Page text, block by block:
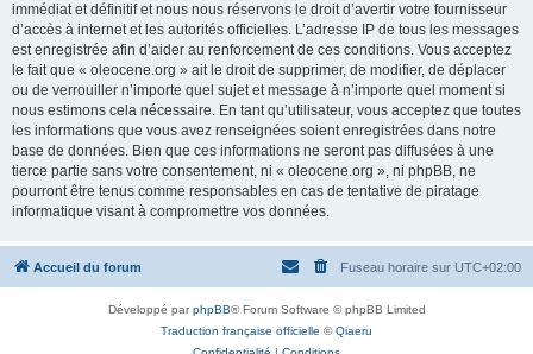
immédiat et définitif et nous nous réservons le droit d’avertir votre fournisseur
d’accès à internet et les autorités officielles. L’adresse IP de tous les messages
est enregistrée afin d’aider au renforcement de ces conditions. Vous acceptez
le fait que « oleocene.org » ait le droit de supprimer, de modifier, de déplacer
ou de verrouiller n’importe quel sujet et message à n’importe quel moment si
nous estimons cela nécessaire. En tant qu’utilisateur, vous acceptez que toutes
les informations que vous avez renseignées soient enregistrées dans notre
base de données. Bien que ces informations ne seront pas diffusées à une
tierce partie sans votre consentement, ni « oleocene.org », ni phpBB, ne
pourront être tenus comme responsables en cas de tentative de piratage
informatique visant à compromettre vos données.
Accueil du forum Fuseau horaire sur UTC+02:00
Développé parphpBB® Forum Software © phpBB Limited
Traduction française officielle ©Qiaeru